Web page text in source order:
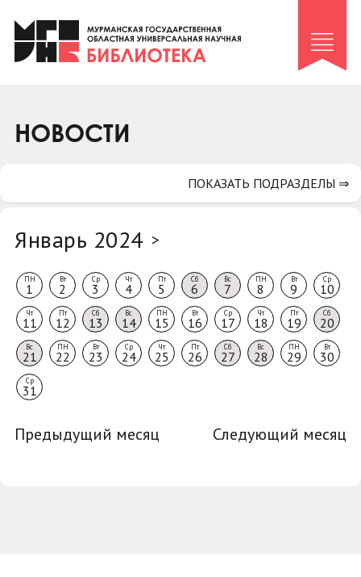
Клуб «Гиря и сельдерей»
Клуб «Семейный архив»
Коллегам
НОВОСТИ
Январь 2024 >
ПН
1
Вт
2
Ср
3
Чт
4
Пт
5
Сб
6
Вс
7
ПН
8
Вт
9
Ср
10
Чт
11
Пт
12
Сб
13
Вс
14
ПН
15
Вт
16
Ср
17
Чт
18
Пт
19
Сб
20
Вс
21
ПН
22
Вт
23
Ср
24
Чт
25
Пт
26
Сб
27
Вс
28
ПН
29
Вт
30
Ср
31
Предыдущий месяц Следующий месяц
ПОКАЗАТЬ ПОДРАЗДЕЛЫ ⇒